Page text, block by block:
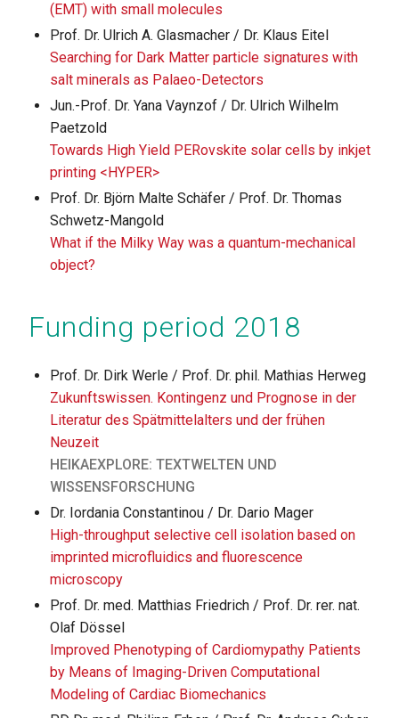
(EMT) with small molecules
Prof. Dr. Ulrich A. Glasmacher / Dr. Klaus Eitel
Searching for Dark Matter particle signatures with
salt minerals as Palaeo-Detectors
Jun.-Prof. Dr. Yana Vaynzof / Dr. Ulrich Wilhelm
Paetzold
Towards High Yield PERovskite solar cells by inkjet
printing <HYPER>
Prof. Dr. Björn Malte Schäfer / Prof. Dr. Thomas
Schwetz-Mangold
What if the Milky Way was a quantum-mechanical
object?
Funding period 2018
Prof. Dr. Dirk Werle / Prof. Dr. phil. Mathias Herweg
Zukunftswissen. Kontingenz und Prognose in der
Literatur des Spätmittelalters und der frühen
Neuzeit
HEIKAEXPLORE: TEXTWELTEN UND
WISSENSFORSCHUNG
Dr. Iordania Constantinou / Dr. Dario Mager
High-throughput selective cell isolation based on
imprinted microfluidics and fluorescence
microscopy
Prof. Dr. med. Matthias Friedrich / Prof. Dr. rer. nat.
Olaf Dössel
Improved Phenotyping of Cardiomypathy Patients
by Means of Imaging-Driven Computational
Modeling of Cardiac Biomechanics